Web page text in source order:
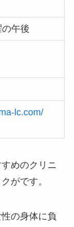
午後
lc.com/
めのクリニ
がです。
の身体に負